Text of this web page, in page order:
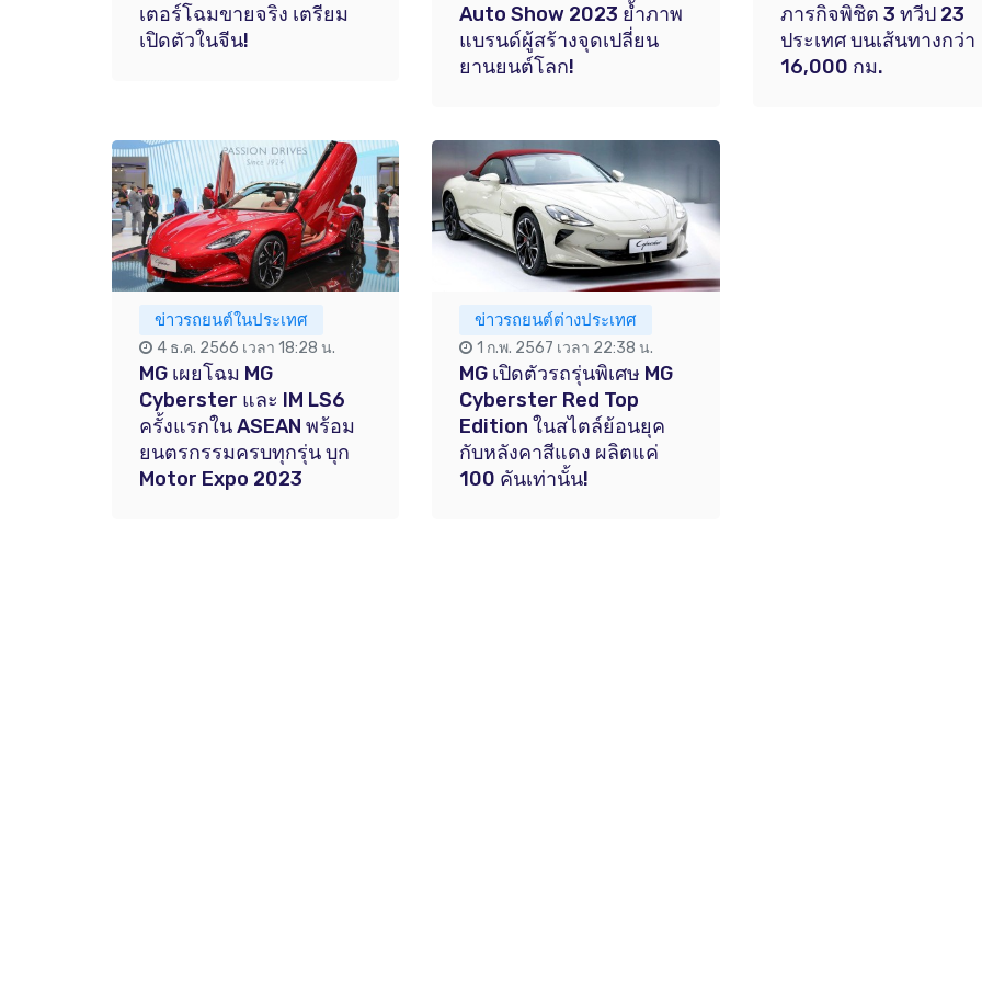
เตอร์โฉมขายจริง เตรียม
เปิดตัวในจีน!
Auto Show 2023 ย้ำภาพ
แบรนด์ผู้สร้างจุดเปลี่ยน
ยานยนต์โลก!
ภารกิจพิชิต 3 ทวีป 23
ประเทศ บนเส้นทางกว่า
16,000 กม.
ข่าวรถยนต์ในประเทศ
4 ธ.ค. 2566 เวลา 18:28 น.
MG เผยโฉม MG
Cyberster และ IM LS6
ครั้งแรกใน ASEAN พร้อม
ยนตรกรรมครบทุกรุ่น บุก
Motor Expo 2023
ข่าวรถยนต์ต่างประเทศ
1 ก.พ. 2567 เวลา 22:38 น.
MG เปิดตัวรถรุ่นพิเศษ MG
Cyberster Red Top
Edition ในสไตล์ย้อนยุค
กับหลังคาสีแดง ผลิตแค่
100 คันเท่านั้น!